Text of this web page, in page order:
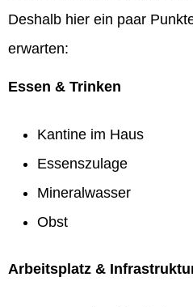
Deshalb hier ein paar
erwarten:
Essen & Trinken
Kantine im Haus
Essenszulage
Mineralwasser
Obst
Arbeitsplatz &